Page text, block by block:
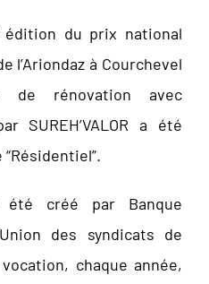
édition du prix national
l’Ariondaz à Courchevel
de rénovation avec
SUREH’VALOR a été
créé par Banque
des syndicats de
chaque année,